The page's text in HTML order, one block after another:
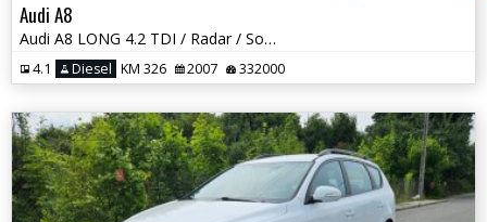
Audi A8
Audi A8 LONG 4.2 TDI / Radar / Sofl close / Webasto / II Kpl kół /
4.1 Diesel KM 326 2007 332000